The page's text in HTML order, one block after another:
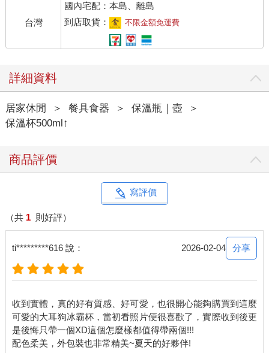
台灣
國內宅配：本島、離島
到店取貨：
不限金額免運費
詳細資料
居家休閒 ＞ 餐具食器 ＞ 保溫瓶｜壺
＞
保溫杯500ml↑
商品評價
寫評價
（共 1 則好評）
ti*********616 說： 2026-02-04 分享
收到實體，真的好有質感、好可愛，也很開心能夠購買到這麼
可愛的大耳狗冰霸杯，當初看照片便很喜歡了，實際收到後更
是後悔只帶一個XD這個怎麼樣都值得帶兩個!!!